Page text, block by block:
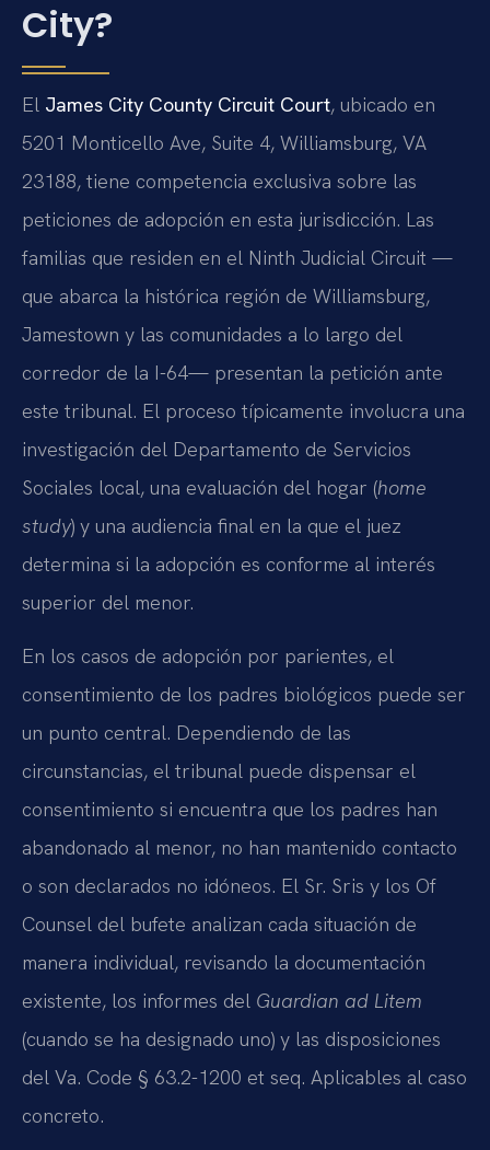
City?
El James City County Circuit Court, ubicado en
5201 Monticello Ave, Suite 4, Williamsburg, VA
23188, tiene competencia exclusiva sobre las
peticiones de adopción en esta jurisdicción. Las
familias que residen en el Ninth Judicial Circuit —
que abarca la histórica región de Williamsburg,
Jamestown y las comunidades a lo largo del
corredor de la I-64— presentan la petición ante
este tribunal. El proceso típicamente involucra una
investigación del Departamento de Servicios
Sociales local, una evaluación del hogar (home
study) y una audiencia final en la que el juez
determina si la adopción es conforme al interés
superior del menor.
En los casos de adopción por parientes, el
consentimiento de los padres biológicos puede ser
un punto central. Dependiendo de las
circunstancias, el tribunal puede dispensar el
consentimiento si encuentra que los padres han
abandonado al menor, no han mantenido contacto
o son declarados no idóneos. El Sr. Sris y los Of
Counsel del bufete analizan cada situación de
manera individual, revisando la documentación
existente, los informes del Guardian ad Litem
(cuando se ha designado uno) y las disposiciones
del Va. Code § 63.2-1200 et seq. Aplicables al caso
concreto.